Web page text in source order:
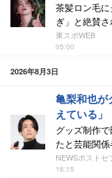
茶髪ロン毛
ぎ」と絶賛
東スポWEB
05:00
2026年8月3日
亀梨和也が
えている」
グッズ制作
たと芸能関
NEWSポストセ
16:15